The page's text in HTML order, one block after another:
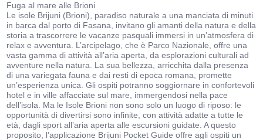
Fuga al mare alle Brioni
Le isole Brijuni (Brioni), paradiso naturale a una manciata di minuti
in barca dal porto di Fasana, invitano gli amanti della natura e della
storia a trascorrere le vacanze pasquali immersi in un’atmosfera di
relax e avventura. L’arcipelago, che è Parco Nazionale, offre una
vasta gamma di attività all’aria aperta, da esplorazioni culturali ad
avventure nella natura. La sua bellezza, arricchita dalla presenza
di una variegata fauna e dai resti di epoca romana, promette
un’esperienza unica. Gli ospiti potranno soggiornare in confortevoli
hotel e in ville affacciate sul mare, immergendosi nella pace
dell’isola. Ma le Isole Brioni non sono solo un luogo di riposo: le
opportunità di divertirsi sono infinite, con attività adatte a tutte le
età, dagli sport all’aria aperta alle escursioni guidate. A questo
proposito, l’applicazione Brijuni Pocket Guide offre agli ospiti un